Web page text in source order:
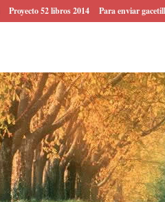
Proyecto 52 libros 2014 Para enviar